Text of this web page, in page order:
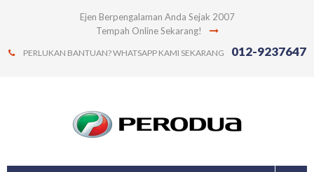
Ejen Berpengalaman Anda Sejak 2007
Tempah Online Sekarang!
PERLUKAN BANTUAN? WHATSAPP KAMI SEKARANG 012-9237647